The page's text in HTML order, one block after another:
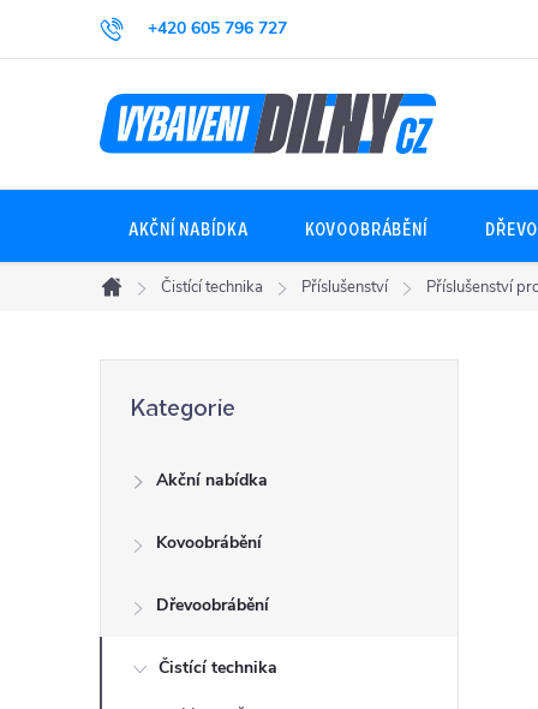
+420 605 796 727
AKČNÍ NABÍDKA KOVOOBRÁBĚNÍ
Domů
Čistící technika Příslušenství Příslušenství
r
kategorie
Kategorie
Akční nabídka
Kovoobrábění
Dřevoobrábění
Čistící technika